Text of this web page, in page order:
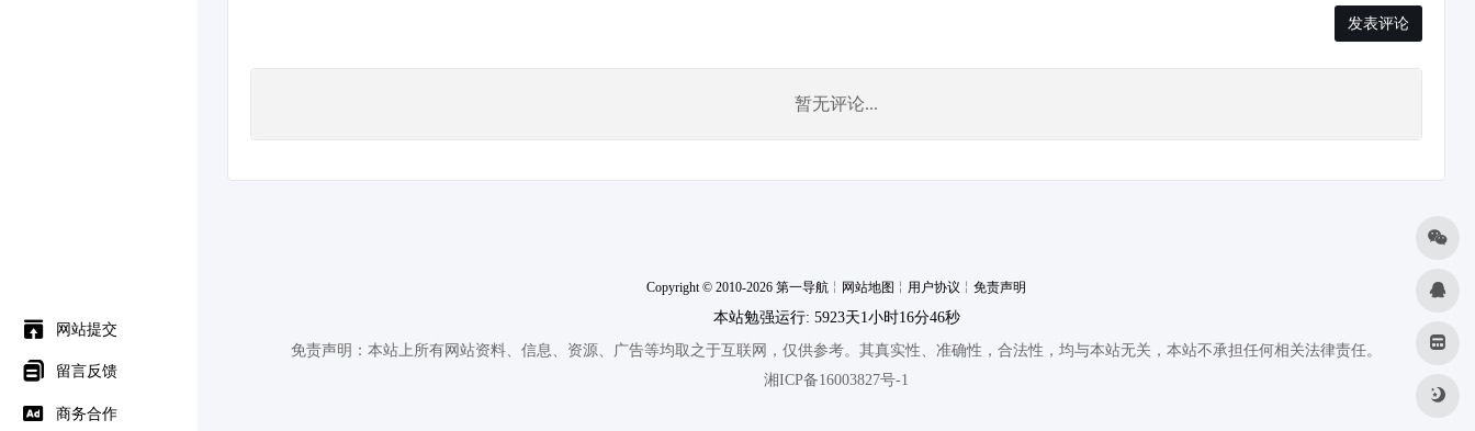
网站提交
留言反馈
商务合作
发表评论
暂无评论...
Copyright © 2010-2026 第一导航 ╎ 网站地图 ╎ 用户协议 ╎ 免责声明
本站勉强运行: 5923天1小时16分47秒
免责声明：本站上所有网站资料、信息、资源、广告等均取之于互联网，仅供参考。其真实性、准确性，合法性，均与本站无关，本站不承担任何相关法律责任。
湘ICP备16003827号-1